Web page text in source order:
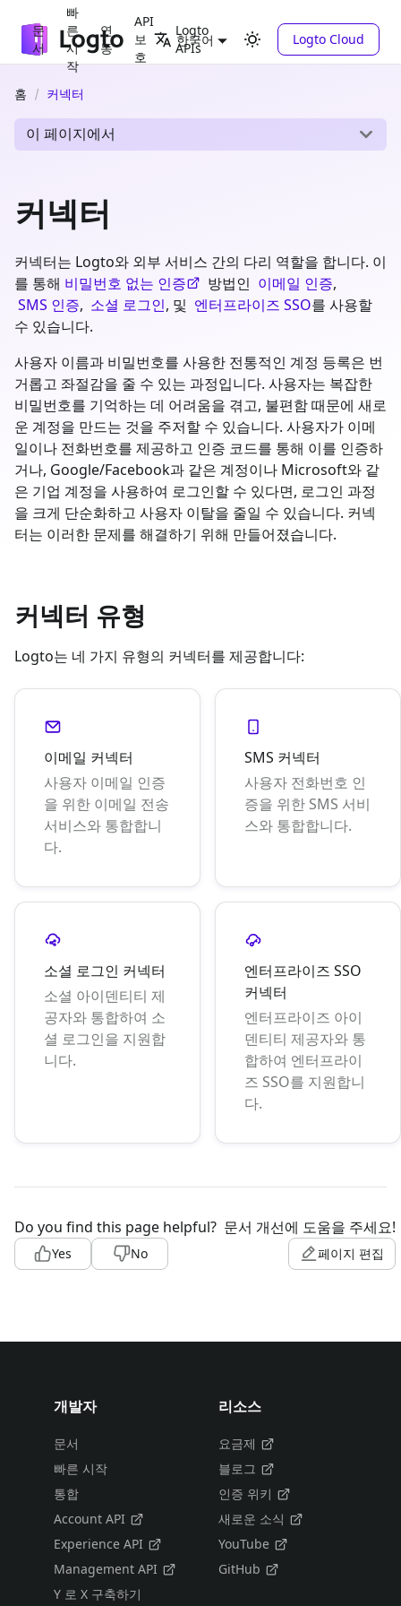
문
서
빠
른
시
작
연
동
API
보
호
Logto
APIs
한국어 Logto Cloud
홈 커넥터
이 페이지에서
커넥터
커넥터는 Logto와 외부 서비스 간의 다리 역할을 합니다. 이
를 통해 비밀번호 없는 인증 방법인 이메일 인증,
SMS 인증, 소셜 로그인, 및 엔터프라이즈 SSO를 사용할
수 있습니다.
사용자 이름과 비밀번호를 사용한 전통적인 계정 등록은 번
거롭고 좌절감을 줄 수 있는 과정입니다. 사용자는 복잡한
비밀번호를 기억하는 데 어려움을 겪고, 불편함 때문에 새로
운 계정을 만드는 것을 주저할 수 있습니다. 사용자가 이메
일이나 전화번호를 제공하고 인증 코드를 통해 이를 인증하
거나, Google/Facebook과 같은 계정이나 Microsoft와 같
은 기업 계정을 사용하여 로그인할 수 있다면, 로그인 과정
을 크게 단순화하고 사용자 이탈을 줄일 수 있습니다. 커넥
터는 이러한 문제를 해결하기 위해 만들어졌습니다.
커넥터 유형
Logto는 네 가지 유형의 커넥터를 제공합니다:
이메일 커넥터
사용자 이메일 인증
을 위한 이메일 전송
서비스와 통합합니
다.
SMS 커넥터
사용자 전화번호 인
증을 위한 SMS 서비
스와 통합합니다.
소셜 로그인 커넥터
소셜 아이덴티티 제
공자와 통합하여 소
셜 로그인을 지원합
니다.
엔터프라이즈 SSO
커넥터
엔터프라이즈 아이
덴티티 제공자와 통
합하여 엔터프라이
즈 SSO를 지원합니
다.
Do you find this page helpful?
Yes No
문서 개선에 도움을 주세요!
페이지 편집
개발자
문서
빠른 시작
통합
Account API
Experience API
Management API
Y 로 X 구축하기
리소스
요금제
블로그
인증 위키
새로운 소식
YouTube
GitHub